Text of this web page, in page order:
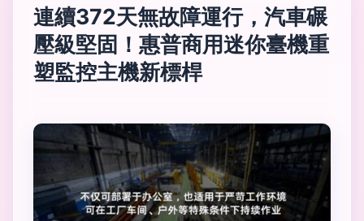
連續372天無故障運行，汽車碾
壓級堅固！惠普商用迷你臺機重
塑監控主機新標桿